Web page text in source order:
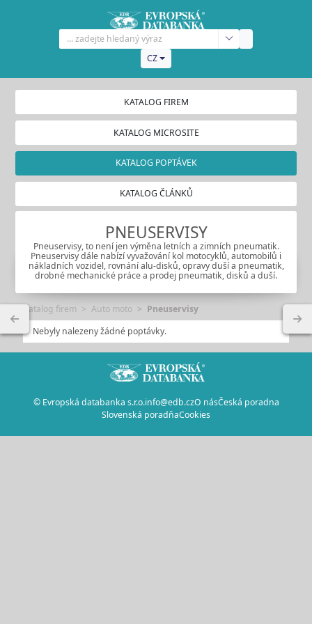
CZ
KATALOG FIREM
KATALOG MICROSITE
KATALOG POPTÁVEK
KATALOG ČLÁNKŮ
PNEUSERVISY
Pneuservisy, to není jen výměna letních a zimních pneumatik.
Pneuservisy dále nabízí vyvažování kol motocyklů, automobilů i
nákladních vozidel, rovnání alu-disků, opravy duší a pneumatik,
drobné mechanické práce a prodej pneumatik, disků a duší.
Katalog firem Auto moto
Pneuservisy
Nebyly nalezeny žádné poptávky.
© Evropská databanka s.r.o.info@edb.czO násČeská poradna
Slovenská poradňaCookies